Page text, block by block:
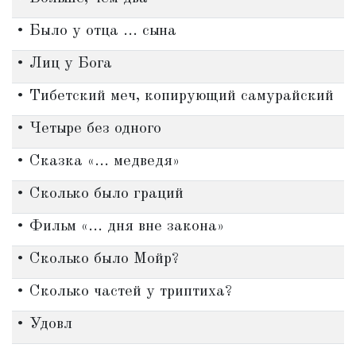
• Было у отца ... сына
• Лиц у Бога
• Тибетский меч, копирующий самурайский
• Четыре без одного
• Сказка «... медведя»
• Сколько было граций
• Фильм «... дня вне закона»
• Сколько было Мойр?
• Сколько частей у триптиха?
• Удовл